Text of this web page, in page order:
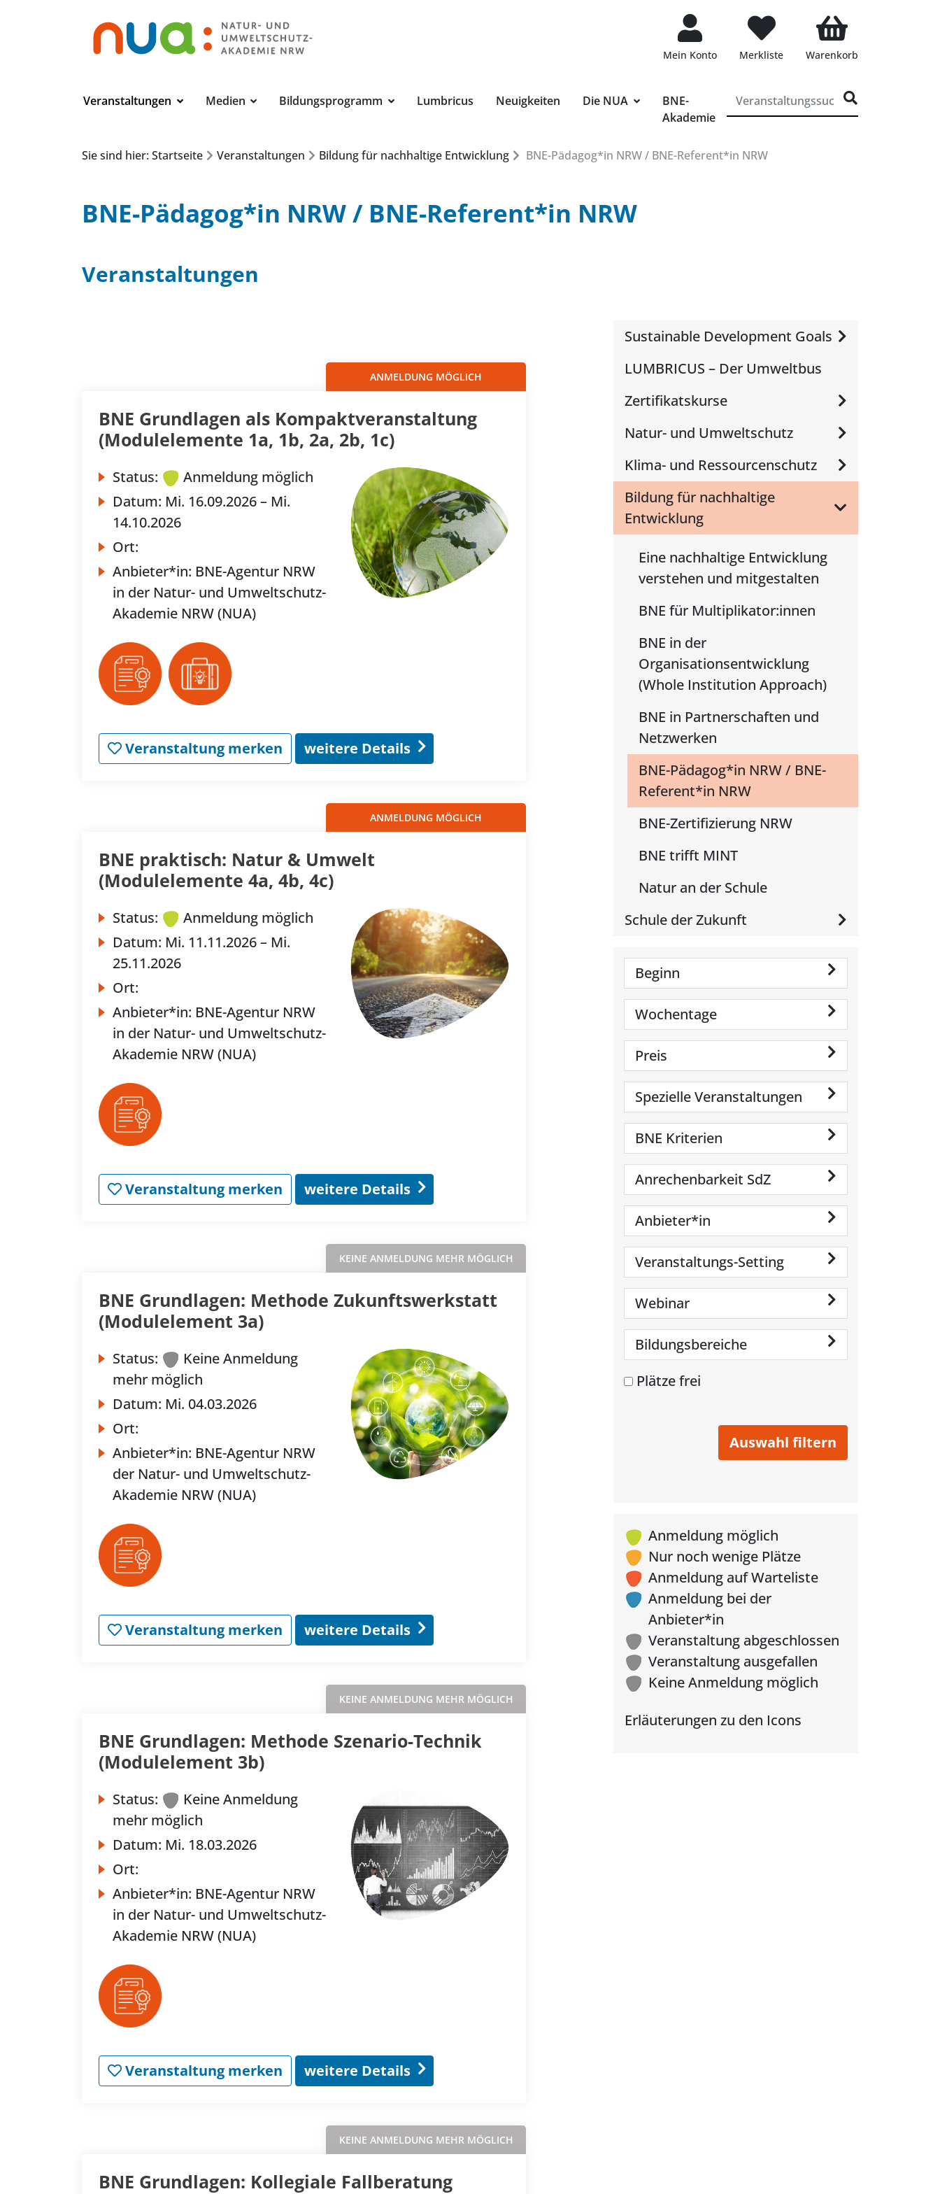
Mein Konto Merkliste Warenkorb
Veranstaltungen Medien Bildungsprogramm Lumbricus Neuigkeiten Die NUA
BNE-
Akademie
Sie sind hier: Startseite Veranstaltungen Bildung für nachhaltige Entwicklung BNE-Pädagog*in NRW / BNE-Referent*in NRW
BNE-Pädagog*in NRW / BNE-Referent*in NRW
Veranstaltungen
ANMELDUNG MÖGLICH
BNE Grundlagen als Kompaktveranstaltung
(Modulelemente 1a, 1b, 2a, 2b, 1c)
Status:
Anmeldung möglich
Datum: Mi. 16.09.2026 – Mi.
14.10.2026
Ort:
Anbieter*in: BNE-Agentur NRW
in der Natur- und Umweltschutz-
Akademie NRW (NUA)
Veranstaltung merken weitere Details
ANMELDUNG MÖGLICH
BNE praktisch: Natur & Umwelt
(Modulelemente 4a, 4b, 4c)
Status:
Anmeldung möglich
Datum: Mi. 11.11.2026 – Mi.
25.11.2026
Ort:
Anbieter*in: BNE-Agentur NRW
in der Natur- und Umweltschutz-
Akademie NRW (NUA)
Veranstaltung merken weitere Details
KEINE ANMELDUNG MEHR MÖGLICH
BNE Grundlagen: Methode Zukunftswerkstatt
(Modulelement 3a)
Status:
Keine Anmeldung
mehr möglich
Datum: Mi. 04.03.2026
Ort:
Anbieter*in: BNE-Agentur NRW
der Natur- und Umweltschutz-
Akademie NRW (NUA)
Veranstaltung merken weitere Details
KEINE ANMELDUNG MEHR MÖGLICH
BNE Grundlagen: Methode Szenario-Technik
(Modulelement 3b)
Status:
Keine Anmeldung
mehr möglich
Datum: Mi. 18.03.2026
Ort:
Anbieter*in: BNE-Agentur NRW
in der Natur- und Umweltschutz-
Akademie NRW (NUA)
Veranstaltung merken weitere Details
KEINE ANMELDUNG MEHR MÖGLICH
BNE Grundlagen: Kollegiale Fallberatung
Sustainable Development Goals
LUMBRICUS – Der Umweltbus
Zertifikatskurse
Natur- und Umweltschutz
Klima- und Ressourcenschutz
Bildung für nachhaltige
Entwicklung
Eine nachhaltige Entwicklung
verstehen und mitgestalten
BNE für Multiplikator:innen
BNE in der
Organisationsentwicklung
(Whole Institution Approach)
BNE in Partnerschaften und
Netzwerken
BNE-Pädagog*in NRW / BNE-
Referent*in NRW
BNE-Zertifizierung NRW
BNE trifft MINT
Natur an der Schule
Schule der Zukunft
Beginn
Wochentage
Preis
Spezielle Veranstaltungen
BNE Kriterien
Anrechenbarkeit SdZ
Anbieter*in
Veranstaltungs-Setting
Webinar
Bildungsbereiche
Plätze frei
Anmeldung möglich
Nur noch wenige Plätze
Anmeldung auf Warteliste
Anmeldung bei der
Anbieter*in
Veranstaltung abgeschlossen
Veranstaltung ausgefallen
Keine Anmeldung möglich
Erläuterungen zu den Icons